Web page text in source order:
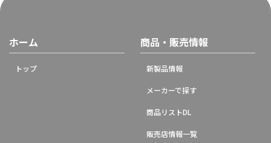
ホーム
トップ
商品・販売情報
新製品情報
メーカーで探す
商品リストDL
販売店情報一覧